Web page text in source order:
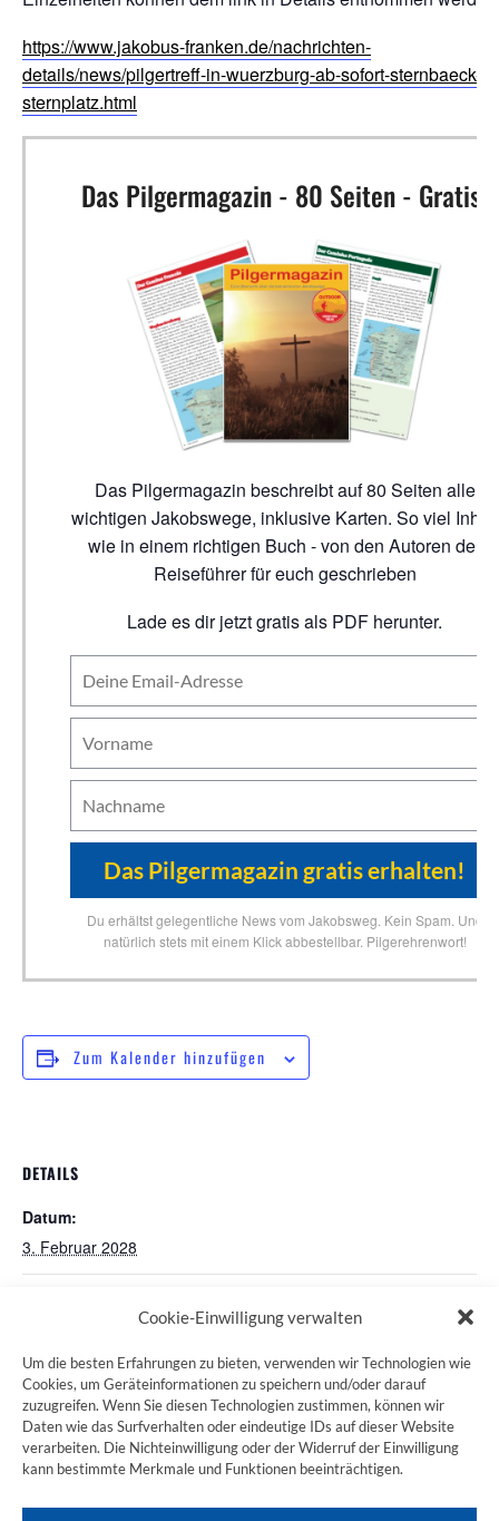
Cookie-Einwilligung verwalten
Um die besten Erfahrungen zu bieten, verwenden wir Technologien wie
Cookies, um Geräteinformationen zu speichern und/oder darauf
zuzugreifen. Wenn Sie diesen Technologien zustimmen, können wir
Daten wie das Surfverhalten oder eindeutige IDs auf dieser Website
verarbeiten. Die Nichteinwilligung oder der Widerruf der Einwilligung
kann bestimmte Merkmale und Funktionen beeinträchtigen.
https://www.jakobus-franken.de/nachrichten-
details/news/pilgertreff-in-wuerzburg-ab-sofort-sternbaeck-
sternplatz.html
Das Pilgermagazin - 80 Seiten - Gratis!
Das Pilgermagazin beschreibt auf 80 Seiten alle
wichtigen Jakobswege, inklusive Karten. So viel Inhalt
wie in einem richtigen Buch - von den Autoren der
Reiseführer für euch geschrieben
Lade es dir jetzt gratis als PDF herunter.
Du erhältst gelegentliche News vom Jakobsweg. Kein Spam. Und
natürlich stets mit einem Klick abbestellbar. Pilgerehrenwort!
Zum Kalender hinzufügen
DETAILS
Datum:
3. Februar 2028
Pilgerstammtisch in Nürnberg Pilgerstammtisch Volkach
ZUM JAKOBSWEG SHOP